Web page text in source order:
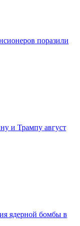
поразили
и Трампу август
ядерной бомбы в